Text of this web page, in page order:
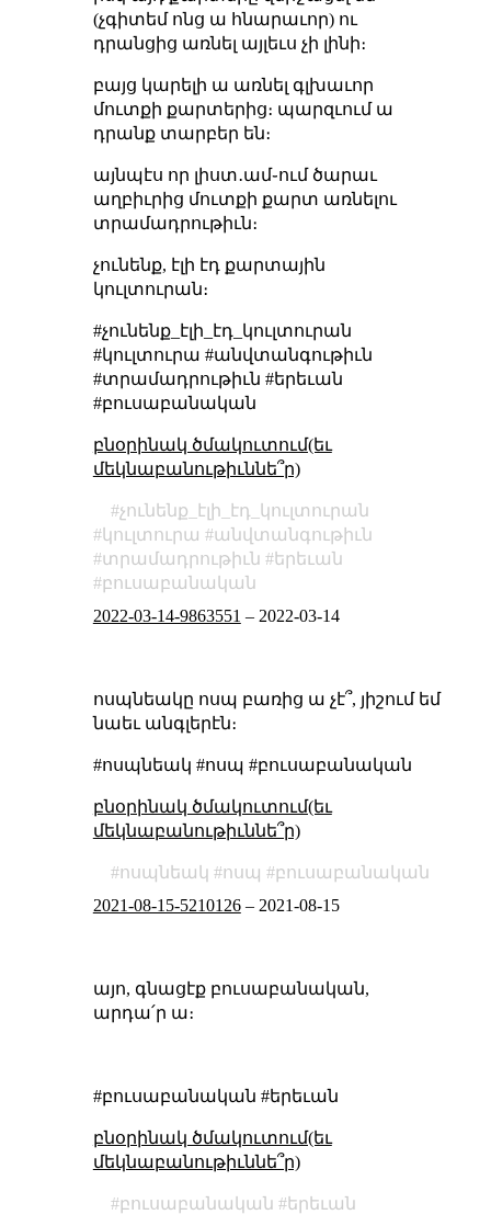
(չգիտեմ ոնց ա հնարաւոր) ու
դրանցից առնել այլեւս չի լինի։
բայց կարելի ա առնել գլխաւոր
մուտքի քարտերից։ պարզւում ա
դրանք տարբեր են։
այնպէս որ լիստ․ամ֊ում ծարաւ
աղբիւրից մուտքի քարտ առնելու
տրամադրութիւն։
չունենք, էլի էդ քարտային
կուլտուրան։
#չունենք_էլի_էդ_կուլտուրան
#կուլտուրա #անվտանգութիւն
#տրամադրութիւն #երեւան
#բուսաբանական
բնօրինակ ծմակուտում(եւ
մեկնաբանութիւննե՞ր)
չունենք_էլի_էդ_կուլտուրան
կուլտուրա
անվտանգութիւն
տրամադրութիւն
երեւան
բուսաբանական
2022-03-14-9863551 – 2022-03-14
ոսպնեակը ոսպ բառից ա չէ՞, յիշում եմ
նաեւ անգլերէն։
#ոսպնեակ #ոսպ #բուսաբանական
բնօրինակ ծմակուտում(եւ
մեկնաբանութիւննե՞ր)
ոսպնեակ ոսպ
բուսաբանական
2021-08-15-5210126– 2021-08-15
այո, գնացէք բուսաբանական,
արդա՛ր ա։
#բուսաբանական #երեւան
բնօրինակ ծմակուտում(եւ
մեկնաբանութիւննե՞ր)
բուսաբանական
երեւան